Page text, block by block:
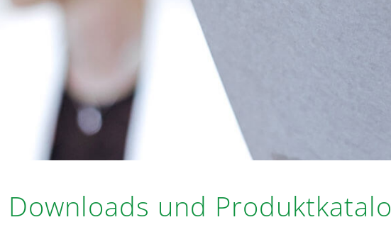
Downloads und